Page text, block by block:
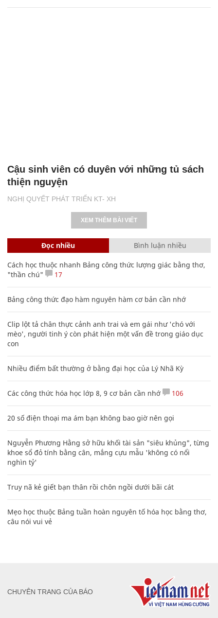
NGHỊ QUYẾT PHÁT TRIỂN KT- XH
Cậu sinh viên có duyên với những tủ sách
thiện nguyện
XEM THÊM BÀI VIẾT
Đọc nhiều Bình luận nhiều
Cách học thuộc nhanh Bảng công thức lượng giác bằng thơ,
"thần chú"
17
Bảng công thức đạo hàm nguyên hàm cơ bản cần nhớ
Clip lột tả chân thực cảnh anh trai và em gái như 'chó với
mèo', người tinh ý còn phát hiện một vấn đề trong giáo dục
con
Nhiều điểm bất thường ở bằng đại học của Lý Nhã Kỳ
Các công thức hóa học lớp 8, 9 cơ bản cần nhớ 106
20 số điện thoại ma ám bạn không bao giờ nên gọi
Nguyễn Phương Hằng sở hữu khối tài sản "siêu khủng", từng
khoe sổ đỏ tính bằng cân, mắng cựu mẫu 'không có nổi
nghìn tỷ'
Truy nã kẻ giết bạn thân rồi chôn ngồi dưới bãi cát
Mẹo học thuộc Bảng tuần hoàn nguyên tố hóa học bằng thơ,
câu nói vui vẻ
CHUYÊN TRANG CỦA BÁO